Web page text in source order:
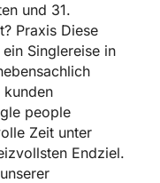
und 31.
Praxis Diese
Singlereise in
kunden
people
Zeit unter
Endziel.